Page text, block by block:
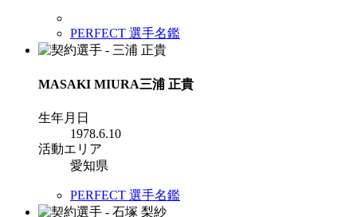
PERFECT 選手名鑑
MASAKI MIURA三浦 正貴
生年月日
1978.6.10
活動エリア
愛知県
PERFECT 選手名鑑